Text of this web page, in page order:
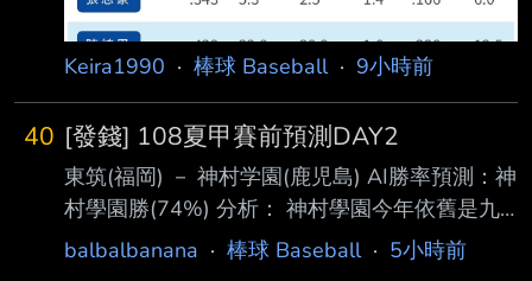
Keira1990 · 棒球 Baseball· 9小時前
40 [發錢] 108夏甲賽前預測DAY2
東筑(福岡) － 神村学園(鹿児島) AI勝率預測：神
村學園勝(74%) 分析： 神村學園今年依舊是九
州地區最具競爭力的球隊之一，整體投手深度、
balbalbanana · 棒球 Baseball· 5小時前